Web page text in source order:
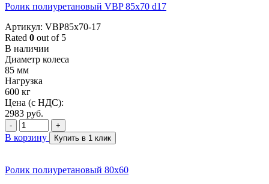
Ролик полиуретановый VBP 85x70 d17
Артикул: VBP85x70-17
Rated 0 out of 5
В наличии
Диаметр колеса
85 мм
Нагрузка
600 кг
Цена (с НДС):
2983 руб.
- +
В корзину Купить в 1 клик
Ролик полиуретановый 80x60